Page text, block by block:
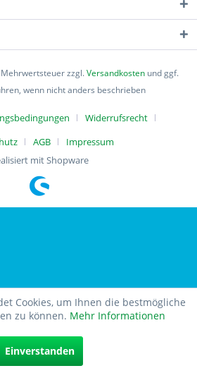
zzgl.Versandkosten und ggf.
wenn nicht anders beschrieben
Widerrufsrecht
AGB
Impressum
mit Shopware
Cookies, um Ihnen die bestmögliche
zu können. Mehr Informationen
Einverstanden